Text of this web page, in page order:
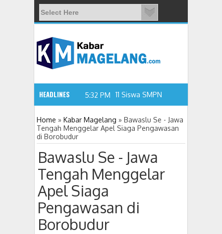
HEADLINES
5:32 PM 11 Siswa SMPN 3 Candimulyo Didu
Home » Kabar Magelang » Bawaslu Se - Jawa
Tengah Menggelar Apel Siaga Pengawasan
di Borobudur
Bawaslu Se - Jawa
Tengah Menggelar
Apel Siaga
Pengawasan di
Borobudur